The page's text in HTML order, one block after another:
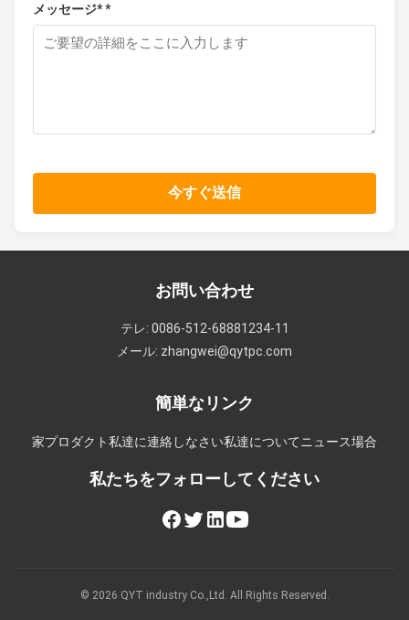
メッセージ* *
今すぐ送信
お問い合わせ
テレ: 0086-512-68881234-11
メール: zhangwei@qytpc.com
簡単なリンク
家プロダクト私達に連絡しなさい私達について ニュース場合
私たちをフォローしてください
© 2026 QYT industry Co.,Ltd. All Rights Reserved.